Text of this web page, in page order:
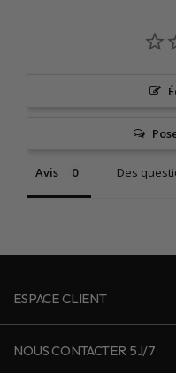
Avis Des
ESPACE CLIENT
NOUS CONTACTER 5J/7